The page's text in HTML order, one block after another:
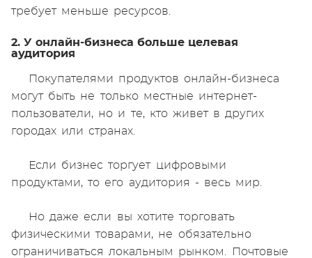
требует меньше ресурсов.
2. У онлайн-бизнеса больше целевая
аудитория
Покупателями продуктов онлайн-бизнеса
могут быть не только местные интернет-
пользователи, но и те, кто живет в других
городах или странах.
Если бизнес торгует цифровыми
продуктами, то его аудитория - весь мир.
Но даже если вы хотите торговать
физическими товарами, не обязательно
ограничиваться локальным рынком. Почтовые